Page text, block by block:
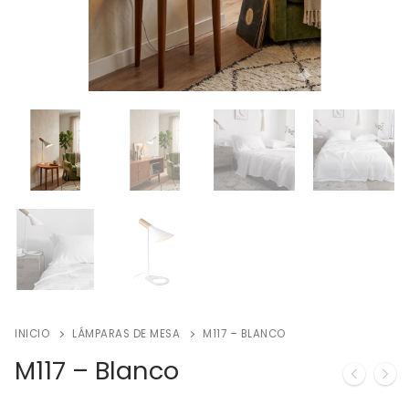
INICIO LÁMPARAS DE MESA M117 – BLANCO
M117 – Blanco